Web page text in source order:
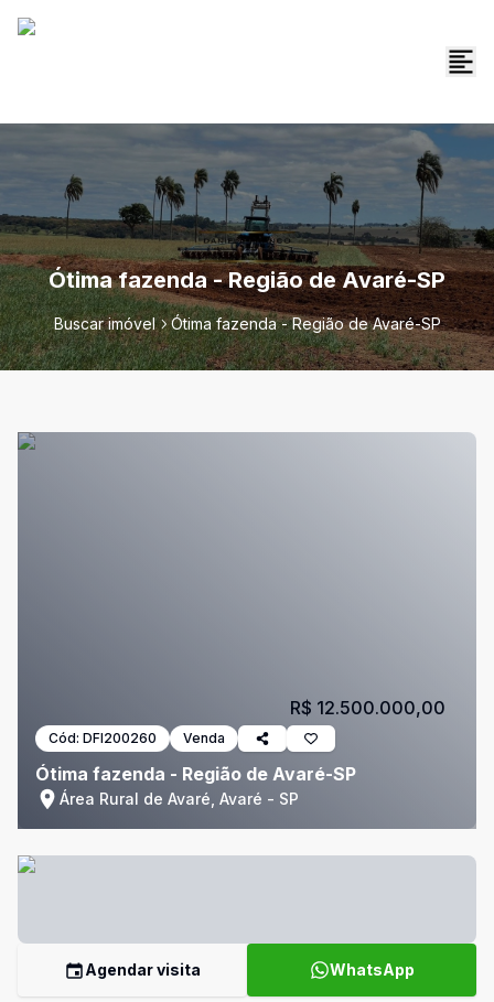
Ótima fazenda - Região de Avaré-SP
Buscar imóvel Ótima fazenda - Região de Avaré-SP
Cód: DFI200260 Venda
Ótima fazenda - Região de Avaré-SP
Área Rural de Avaré, Avaré - SP
R$ 12.500.000,00
Agendar visita WhatsApp